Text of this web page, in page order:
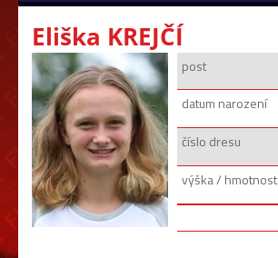
Eliška KREJČÍ
post
datum narození
číslo dresu
výška / hmotnost